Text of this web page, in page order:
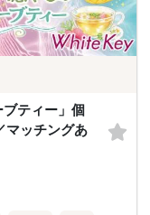
ブティー」個
ッチングあ